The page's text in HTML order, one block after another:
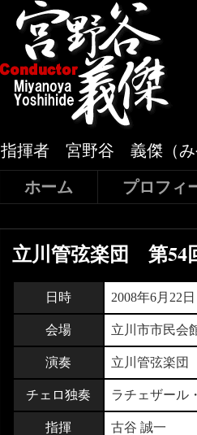
指揮者 宮野谷 義傑（み
ホーム プロフィ
立川管弦楽団 第54
日時 2008年6月22
会場 立川市市民会
演奏 立川管弦楽団
チェロ独奏 ラチェザール
指揮 古谷 誠一